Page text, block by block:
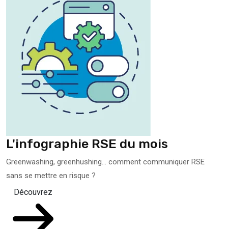
L'infographie RSE du mois
Greenwashing, greenhushing… comment communiquer RSE
sans se mettre en risque ?
Découvrez